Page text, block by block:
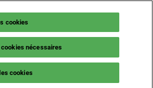
French (France)
English
cookies
nécessaires
cookies